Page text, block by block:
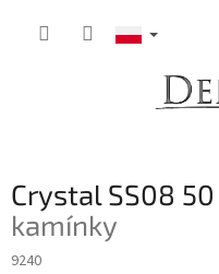
Crystal SS08
kamínky
9240